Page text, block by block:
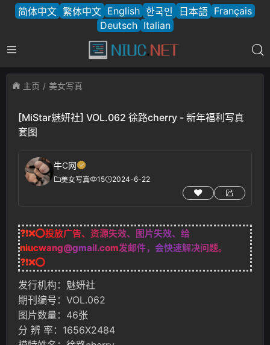
简体中文 繁体中文 English 한국인 日本語 Français
Deutsch Italian
主页 美女写真
[MiStar魅妍社] VOL.062 徐路cherry - 新年福利写真
套图
牛C网
美女写真 15 2024-6-22
❓❗❌⭕投放广告、资源失效、图片失效、给
niucwang@gmail.com发邮件，会快速解决问题。
❓❗❌⭕
发行机构：魅妍社
期刊编号：VOL.062
图片数量：46张
分 辨 率：1656X2484